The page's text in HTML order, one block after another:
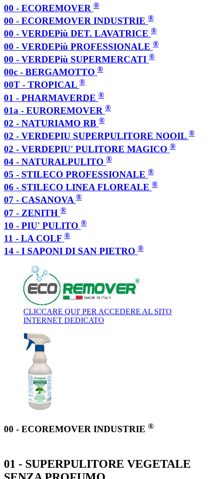
00 - ECOREMOVER ®
00 - ECOREMOVER INDUSTRIE ®
00 - VERDEPiù DET. LAVATRICE ®
00 - VERDEPiù PROFESSIONALE ®
00 - VERDEPiù SUPERMERCATI ®
00c - BERGAMOTTO ®
00T - TROPICAL ®
01 - PHARMAVERDE ®
01a - EUROREMOVER ®
02 - NATURIAMO RB ®
02 - VERDEPIU SUPERPULITORE NOOIL ®
02 - VERDEPIU' PULITORE MAGICO ®
04 - NATURALPULITO ®
05 - STILECO PROFESSIONALE ®
06 - STILECO LINEA FLOREALE ®
07 - CASANOVA ®
07 - ZENITH ®
10 - PIU' PULITO ®
11 - LA COLF ®
14 - I SAPONI DI SAN PIETRO ®
CLICCARE QUI' PER ACCEDERE AL SITO
INTERNET DEDICATO
00 - ECOREMOVER INDUSTRIE ®
01 - SUPERPULITORE VEGETALE